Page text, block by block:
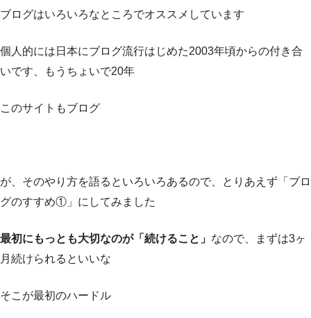
ブログはいろいろなところでオススメしています
個人的には日本にブログ流行はじめた2003年頃からの付き合
いです、もうちょいで20年
このサイトもブログ
が、そのやり方を語るといろいろあるので、とりあえず「ブロ
グのすすめ①」にしてみました
最初にもっとも大切なのが「続けること」 なので、まずは3ヶ
月続けられるといいな
そこが最初のハードル